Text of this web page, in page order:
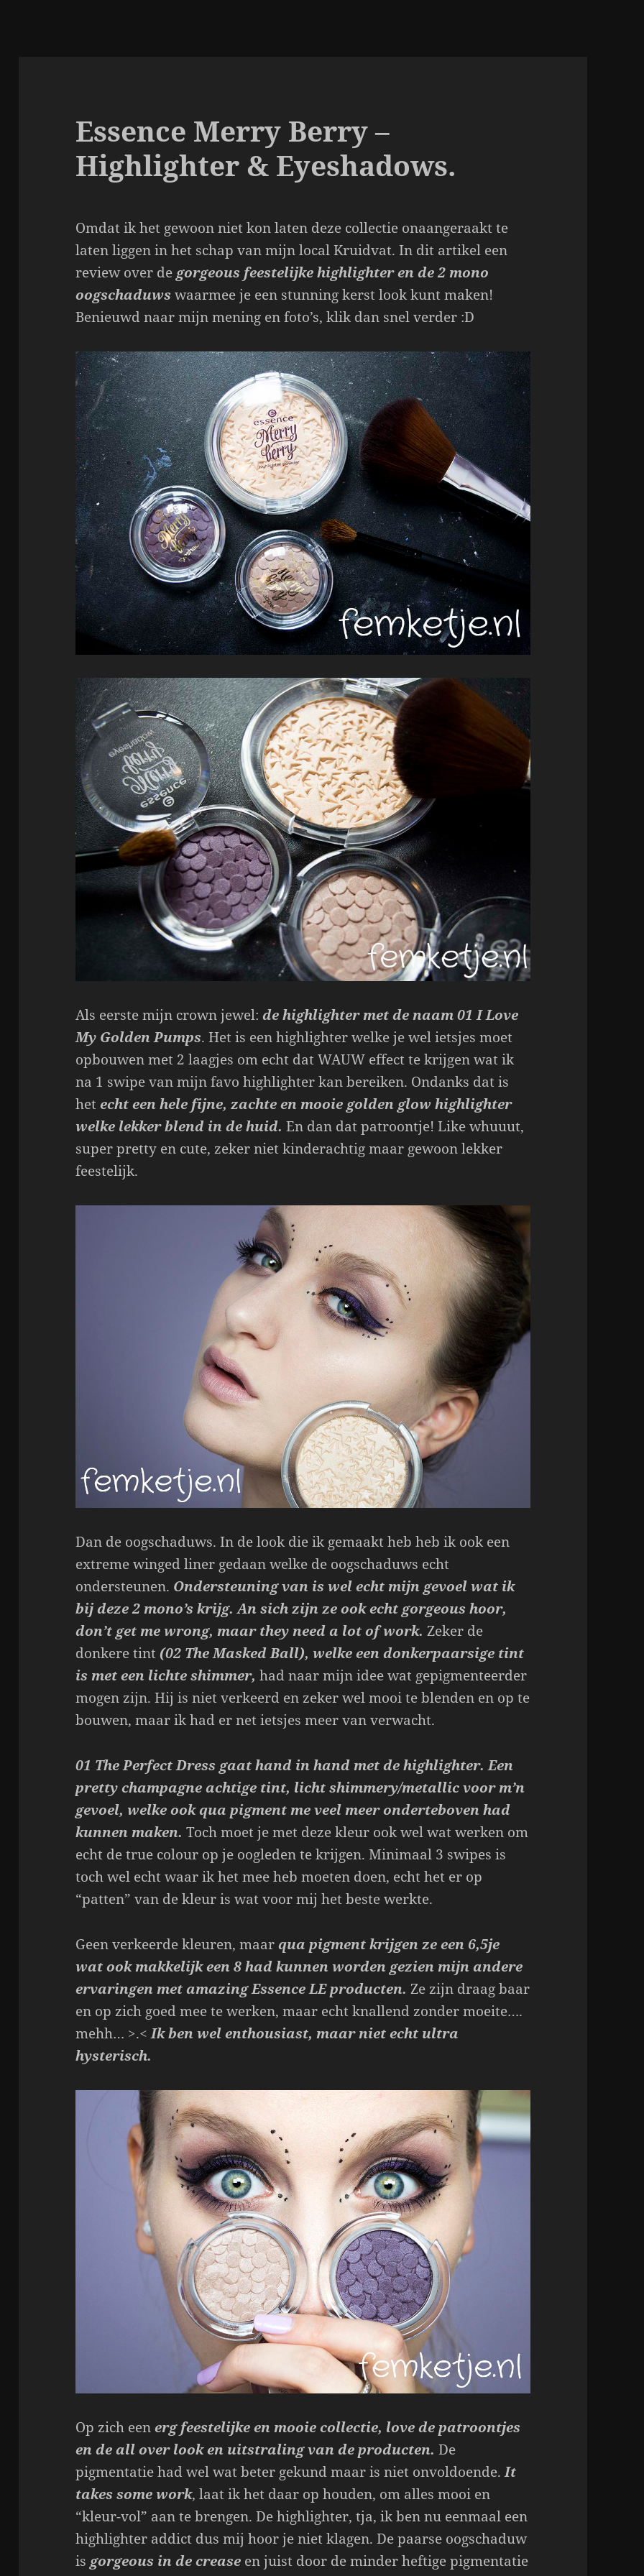
Essence Merry Berry –
Highlighter & Eyeshadows.
Omdat ik het gewoon niet kon laten deze collectie onaangeraakt te
laten liggen in het schap van mijn local Kruidvat. In dit artikel een
review over de gorgeous feestelijke highlighter en de 2 mono
oogschaduwswaarmee je een stunning kerst look kunt maken!
Benieuwd naar mijn mening en foto’s, klik dan snel verder :D
Als eerste mijn crown jewel:de highlighter met de naam 01 I Love
My Golden Pumps. Het is een highlighter welke je wel ietsjes moet
opbouwen met 2 laagjes om echt dat WAUW effect te krijgen wat ik
na 1 swipe van mijn favo highlighter kan bereiken. Ondanks dat is
hetecht een hele fijne, zachte en mooie golden glow highlighter
welke lekker blend in de huid. En dan dat patroontje! Like whuuut,
super pretty en cute, zeker niet kinderachtig maar gewoon lekker
feestelijk.
Dan de oogschaduws. In de look die ik gemaakt heb heb ik ook een
extreme winged liner gedaan welke de oogschaduws echt
ondersteunen. Ondersteuning van is wel echt mijn gevoel wat ik
bij deze 2 mono’s krijg. An sich zijn ze ook echt gorgeous hoor,
don’t get me wrong, maar they need a lot of work. Zeker de
donkere tint(02 The Masked Ball), welke een donkerpaarsige tint
is met een lichte shimmer, had naar mijn idee wat gepigmenteerder
mogen zijn. Hij is niet verkeerd en zeker wel mooi te blenden en op te
bouwen, maar ik had er net ietsjes meer van verwacht.
01 The Perfect Dress gaat hand in hand met de highlighter. Een
pretty champagne achtige tint, licht shimmery/metallic voor m’n
gevoel, welke ook qua pigment me veel meer onderteboven had
kunnen maken. Toch moet je met deze kleur ook wel wat werken om
echt de true colour op je oogleden te krijgen. Minimaal 3 swipes is
toch wel echt waar ik het mee heb moeten doen, echt het er op
“patten” van de kleur is wat voor mij het beste werkte.
Geen verkeerde kleuren, maarqua pigment krijgen ze een 6,5je
wat ook makkelijk een 8 had kunnen worden gezien mijn andere
ervaringen met amazing Essence LE producten. Ze zijn draag baar
en op zich goed mee te werken, maar echt knallend zonder moeite….
mehh… >.<Ik ben wel enthousiast, maar niet echt ultra
hysterisch.
Op zich eenerg feestelijke en mooie collectie, love de patroontjes
en de all over look en uitstraling van de producten. De
pigmentatie had wel wat beter gekund maar is niet onvoldoende.It
takes some work, laat ik het daar op houden, om alles mooi en
“kleur-vol” aan te brengen. De highlighter, tja, ik ben nu eenmaal een
highlighter addict dus mij hoor je niet klagen. De paarse oogschaduw
is gorgeous in de crease en juist door de minder heftige pigmentatie